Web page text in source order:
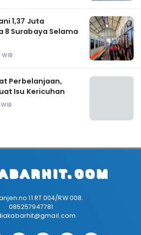
1,37 Juta
8 Surabaya Selama
Perbelanjaan,
Isu Kericuhan
no 11 RT 004/RW 008.
085257947781